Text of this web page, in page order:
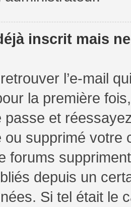
inscrit mais
l’e-mail
la première
et
ou supprimé votre
forums
depuis un
Si tel était le